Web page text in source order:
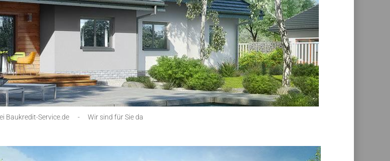
Baukredit-Service.de - Wir sind für Sie da